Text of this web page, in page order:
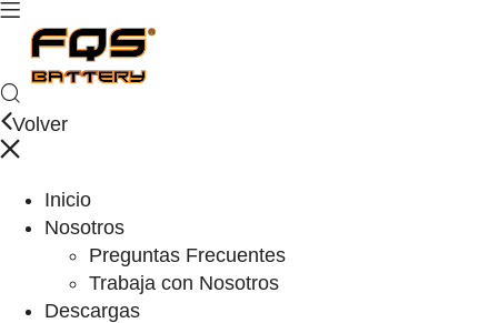
Volver
Inicio
Nosotros
Preguntas Frecuentes
Trabaja con Nosotros
Descargas